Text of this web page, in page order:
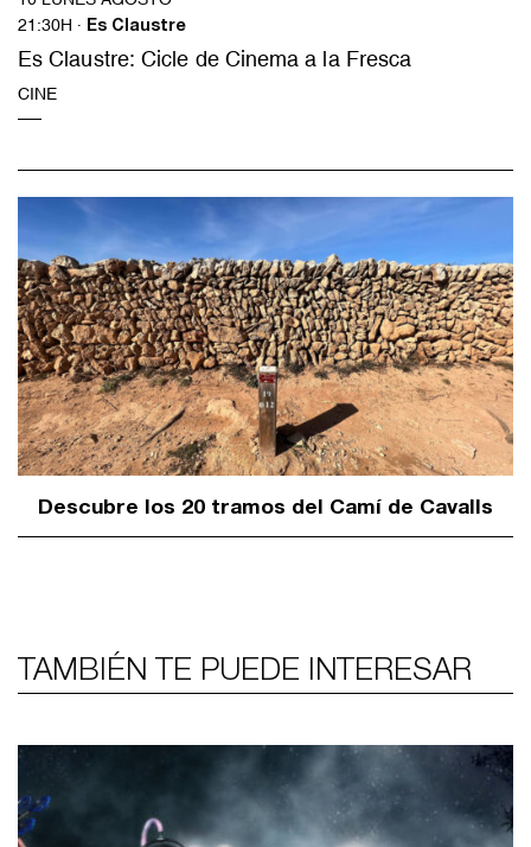
21:30H · Es Claustre
Es Claustre: Cicle de Cinema a la Fresca
CINE
Descubre los 20 tramos del Camí de Cavalls
TAMBIÉN TE PUEDE INTERESAR